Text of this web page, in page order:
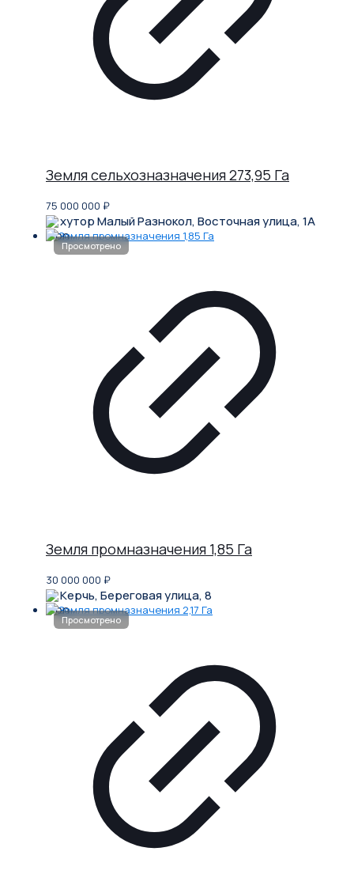
Земля сельхозназначения 273,95 Га
75 000 000 ₽
хутор Малый Разнокол, Восточная улица, 1А
Земля промназначения 1,85 Га
30 000 000 ₽
Керчь, Береговая улица, 8